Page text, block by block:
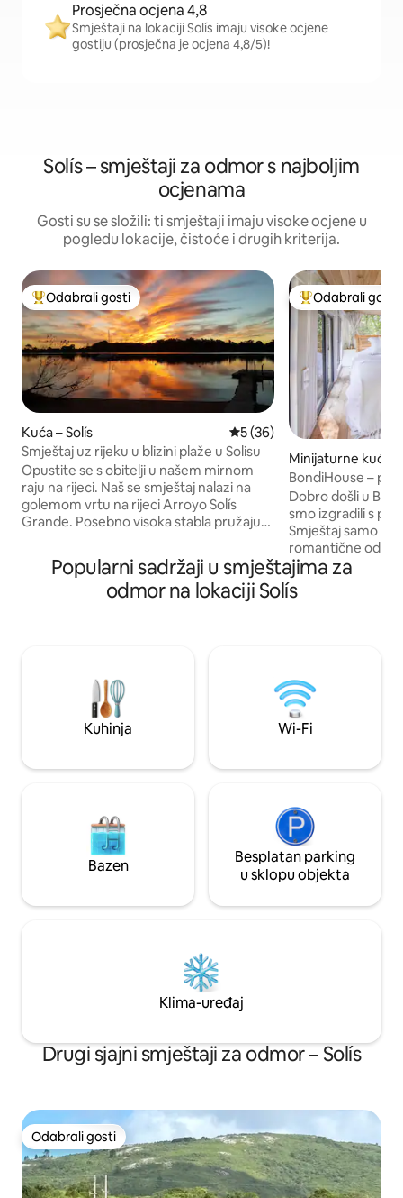
Prosječna ocjena 4,8
Smještaji na lokaciji Solís imaju visoke ocjene
gostiju (prosječna je ocjena 4,8/5)!
Solís – smještaji za odmor s najboljim
ocjenama
Gosti su se složili: ti smještaji imaju visoke ocjene u
pogledu lokacije, čistoće i drugih kriterija.
Među najviše rangiranima s oznakom „Odabrali gosti”
Odabrali gosti
Kuća – Solís Prosječna ocjena: 5/5,
5 (36)
Smještaj uz rijeku u blizini plaže u Solisu
Opustite se s obitelji u našem mirnom
raju na rijeci. Naš se smještaj nalazi na
golemom vrtu na rijeci Arroyo Solís
Grande. Posebno visoka stabla pružaju
čunjeva za pokretanje roštilja ili kamina! S
izravnim pristupom rijeci i privatnim
pristaništem možete uživati u
aktivnostima na rijeci ili prošetati 500
kuhinja i više dnevnih soba čine je
savršenom iznutra ili izvana.
Među najviše
Odabrali gosti
Minijaturne kuće
Portezuelo
BondiHouse –
Dobro došli u
smo izgradili s
Smještaj samo za
romantične odmore 😍 Ova
kuća idealna je
uživanje u miru
udobnostima. Pozivamo vas da doživite
kutak uređen je s
osjećali kao kod
Popularni sadržaji u smještajima za
odmor na lokaciji Solís
Kuhinja Wi-Fi
Bazen
Besplatan parking
u sklopu objekta
Klima-uređaj
Drugi sjajni smještaji za odmor – Solís
Odabrali gosti
Odabrali gosti